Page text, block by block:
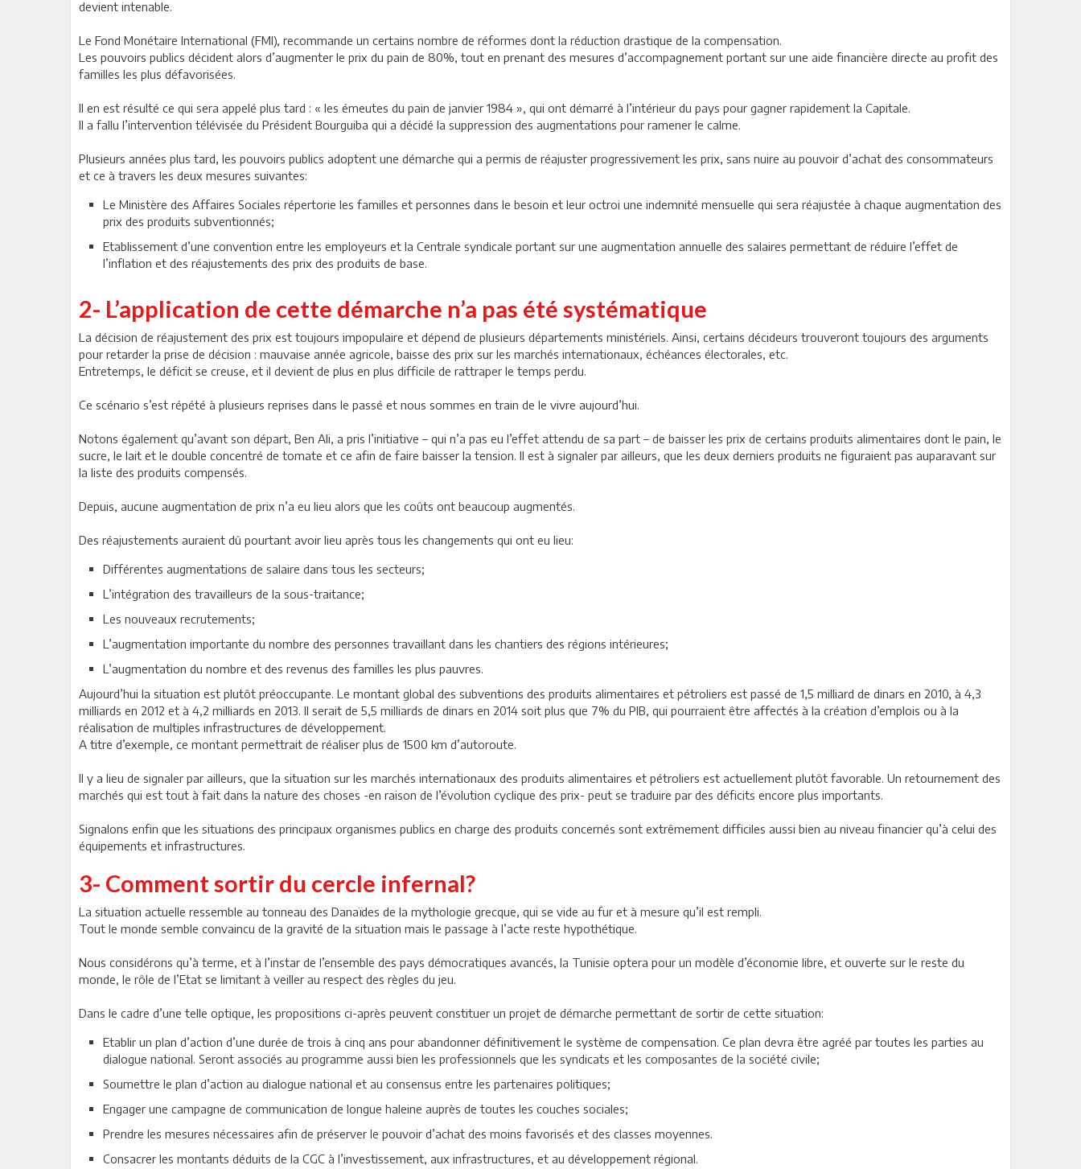
devient intenable.
Le Fond Monétaire International (FMI), recommande un certains nombre de réformes dont la réduction drastique de la compensation.
Les pouvoirs publics décident alors d’augmenter le prix du pain de 80%, tout en prenant des mesures d’accompagnement portant sur une aide financière directe au profit des
familles les plus défavorisées.
Il en est résulté ce qui sera appelé plus tard : « les émeutes du pain de janvier 1984 », qui ont démarré à l’intérieur du pays pour gagner rapidement la Capitale.
Il a fallu l’intervention télévisée du Président Bourguiba qui a décidé la suppression des augmentations pour ramener le calme.
Plusieurs années plus tard, les pouvoirs publics adoptent une démarche qui a permis de réajuster progressivement les prix, sans nuire au pouvoir d’achat des consommateurs
et ce à travers les deux mesures suivantes:
Le Ministère des Affaires Sociales répertorie les familles et personnes dans le besoin et leur octroi une indemnité mensuelle qui sera réajustée à chaque augmentation des
prix des produits subventionnés;
Etablissement d’une convention entre les employeurs et la Centrale syndicale portant sur une augmentation annuelle des salaires permettant de réduire l’effet de
l’inflation et des réajustements des prix des produits de base.
2- L’application de cette démarche n’a pas été systématique
La décision de réajustement des prix est toujours impopulaire et dépend de plusieurs départements ministériels. Ainsi, certains décideurs trouveront toujours des arguments
pour retarder la prise de décision : mauvaise année agricole, baisse des prix sur les marchés internationaux, échéances électorales, etc.
Entretemps, le déficit se creuse, et il devient de plus en plus difficile de rattraper le temps perdu.
Ce scénario s’est répété à plusieurs reprises dans le passé et nous sommes en train de le vivre aujourd’hui.
Notons également qu’avant son départ, Ben Ali, a pris l’initiative – qui n’a pas eu l’effet attendu de sa part – de baisser les prix de certains produits alimentaires dont le pain, le
sucre, le lait et le double concentré de tomate et ce afin de faire baisser la tension. Il est à signaler par ailleurs, que les deux derniers produits ne figuraient pas auparavant sur
la liste des produits compensés.
Depuis, aucune augmentation de prix n’a eu lieu alors que les coûts ont beaucoup augmentés.
Des réajustements auraient dû pourtant avoir lieu après tous les changements qui ont eu lieu:
Différentes augmentations de salaire dans tous les secteurs;
L’intégration des travailleurs de la sous-traitance;
Les nouveaux recrutements;
L’augmentation importante du nombre des personnes travaillant dans les chantiers des régions intérieures;
L’augmentation du nombre et des revenus des familles les plus pauvres.
Aujourd’hui la situation est plutôt préoccupante. Le montant global des subventions des produits alimentaires et pétroliers est passé de 1,5 milliard de dinars en 2010, à 4,3
milliards en 2012 et à 4,2 milliards en 2013. Il serait de 5,5 milliards de dinars en 2014 soit plus que 7% du PIB, qui pourraient être affectés à la création d’emplois ou à la
réalisation de multiples infrastructures de développement.
A titre d’exemple, ce montant permettrait de réaliser plus de 1500 km d’autoroute.
Il y a lieu de signaler par ailleurs, que la situation sur les marchés internationaux des produits alimentaires et pétroliers est actuellement plutôt favorable. Un retournement des
marchés qui est tout à fait dans la nature des choses -en raison de l’évolution cyclique des prix- peut se traduire par des déficits encore plus importants.
Signalons enfin que les situations des principaux organismes publics en charge des produits concernés sont extrêmement difficiles aussi bien au niveau financier qu’à celui des
équipements et infrastructures.
3- Comment sortir du cercle infernal?
La situation actuelle ressemble au tonneau des Danaïdes de la mythologie grecque, qui se vide au fur et à mesure qu’il est rempli.
Tout le monde semble convaincu de la gravité de la situation mais le passage à l’acte reste hypothétique.
Nous considérons qu’à terme, et à l’instar de l’ensemble des pays démocratiques avancés, la Tunisie optera pour un modèle d’économie libre, et ouverte sur le reste du
monde, le rôle de l’Etat se limitant à veiller au respect des règles du jeu.
Dans le cadre d’une telle optique, les propositions ci-après peuvent constituer un projet de démarche permettant de sortir de cette situation:
Etablir un plan d’action d’une durée de trois à cinq ans pour abandonner définitivement le système de compensation. Ce plan devra être agréé par toutes les parties au
dialogue national. Seront associés au programme aussi bien les professionnels que les syndicats et les composantes de la société civile;
Soumettre le plan d’action au dialogue national et au consensus entre les partenaires politiques;
Engager une campagne de communication de longue haleine auprès de toutes les couches sociales;
Prendre les mesures nécessaires afin de préserver le pouvoir d’achat des moins favorisés et des classes moyennes.
Consacrer les montants déduits de la CGC à l’investissement, aux infrastructures, et au développement régional.